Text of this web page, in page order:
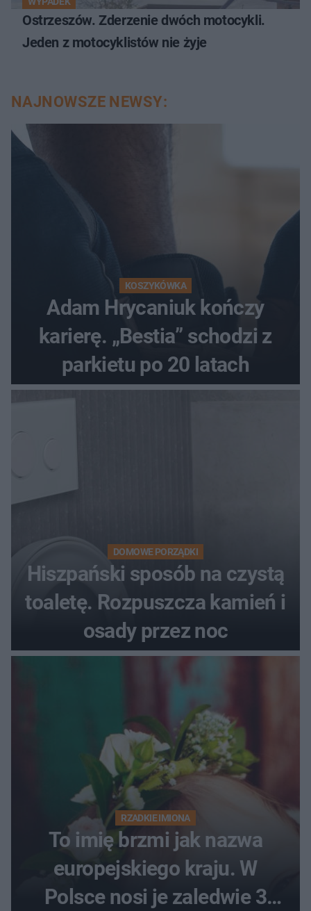
Ostrzeszów. Zderzenie dwóch motocykli.
Jeden z motocyklistów nie żyje
NAJNOWSZE NEWSY:
KOSZYKÓWKA
Adam Hrycaniuk kończy
karierę. „Bestia” schodzi z
parkietu po 20 latach
DOMOWE PORZĄDKI
Hiszpański sposób na czystą
toaletę. Rozpuszcza kamień i
osady przez noc
RZADKIE IMIONA
To imię brzmi jak nazwa
europejskiego kraju. W
Polsce nosi je zaledwie 3